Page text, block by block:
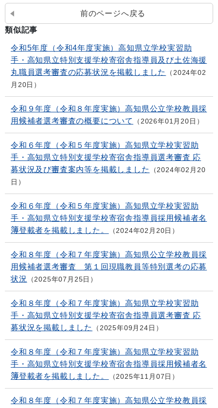
前のページへ戻る
類似記事
令和5年度（令和4年度実施）高知県立学校実習助
手・高知県立特別支援学校寄宿舎指導員及び土佐海援
丸職員選考審査の応募状況を掲載しました
2024年02
月20日
令和９年度（令和８年度実施）高知県公立学校教員採
用候補者選考審査の概要について
2026年01月20日
令和６年度（令和５年度実施）高知県立学校実習助
手・高知県立特別支援学校寄宿舎指導員選考審査 応
募状況及び審査案内等を掲載しました
2024年02月20
日
令和６年度（令和５年度実施）高知県立学校実習助
手・高知県立特別支援学校寄宿舎指導員採用候補者名
簿登載者を掲載しました。
2024年02月20日
令和８年度（令和７年度実施）高知県公立学校教員採
用候補者選考審査 第１回現職教員等特別選考の応募
状況
2025年07月25日
令和８年度（令和７年度実施）高知県立学校実習助
手・高知県立特別支援学校寄宿舎指導員選考審査 応
募状況を掲載しました
2025年09月24日
令和８年度（令和７年度実施）高知県立学校実習助
手・高知県立特別支援学校寄宿舎指導員採用候補者名
簿登載者を掲載しました。
2025年11月07日
令和８年度（令和７年度実施）高知県公立学校教員採